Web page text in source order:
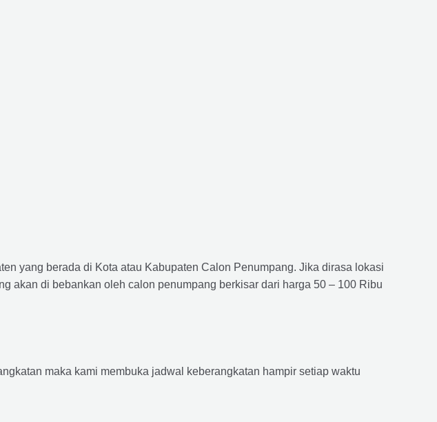
yang berada di Kota atau Kabupaten Calon Penumpang. Jika dirasa lokasi
akan di bebankan oleh calon penumpang berkisar dari harga 50 – 100 Ribu
maka kami membuka jadwal keberangkatan hampir setiap waktu